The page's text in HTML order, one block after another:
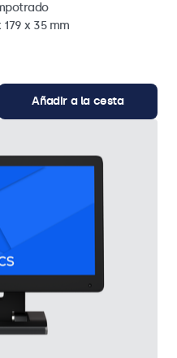
x 35 mm
Añadir a la cesta